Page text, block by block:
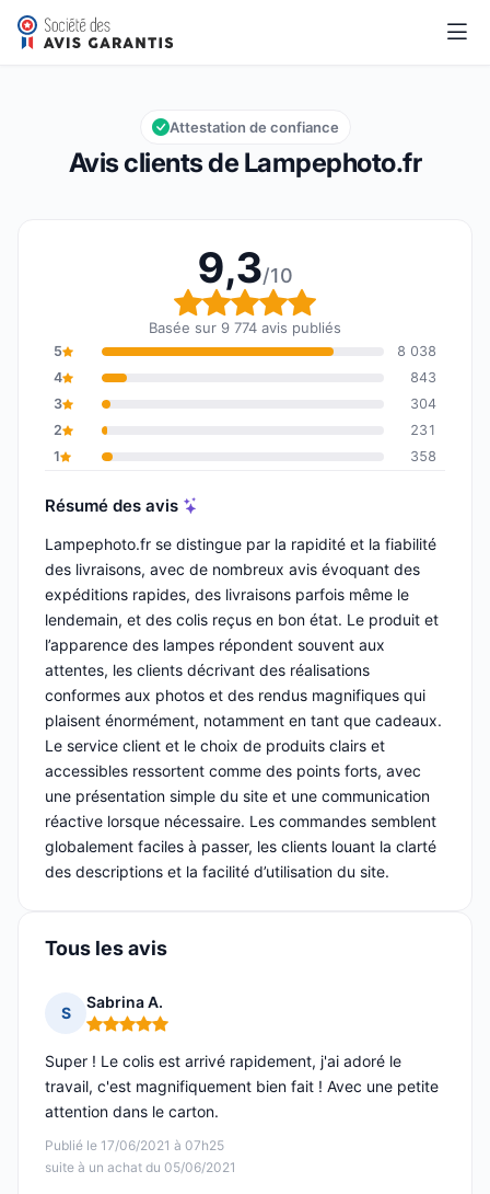
Lampephoto.fr
Note globale : 9,3 sur 10
9,3/10
Avis clients de Lampephoto.fr
Attestation de confiance
9,3/10
Note globale : 9,3 sur
Basée sur 9 774 avis publiés
5
8 038
4
843
3
304
2
231
1
358
Résumé des avis
Lampephoto.fr se distingue par la rapidité et la fiabilité
des livraisons, avec de nombreux avis évoquant des
expéditions rapides, des livraisons parfois même le
lendemain, et des colis reçus en bon état. Le produit et
l’apparence des lampes répondent souvent aux
attentes, les clients décrivant des réalisations
conformes aux photos et des rendus magnifiques qui
plaisent énormément, notamment en tant que cadeaux.
Le service client et le choix de produits clairs et
accessibles ressortent comme des points forts, avec
une présentation simple du site et une communication
réactive lorsque nécessaire. Les commandes semblent
globalement faciles à passer, les clients louant la clarté
des descriptions et la facilité d’utilisation du site.
Tous les avis
S
Sabrina A.
Note : 5 sur 5
Publié le 17/06/2021 à 07h25
suite à un achat du 05/06/2021
Super ! Le colis est arrivé rapidement, j'ai adoré le
travail, c'est magnifiquement bien fait ! Avec une petite
attention dans le carton.